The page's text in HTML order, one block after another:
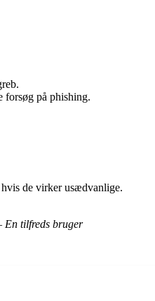
forsøg på phishing.
de virker usædvanlige.
En tilfreds bruger